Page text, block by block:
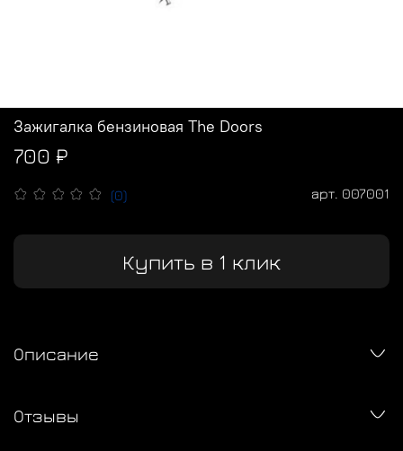
(0) арт. 007001
Зажигалка бензиновая The Doors
700 ₽
Купить в 1 клик
Описание
Отзывы